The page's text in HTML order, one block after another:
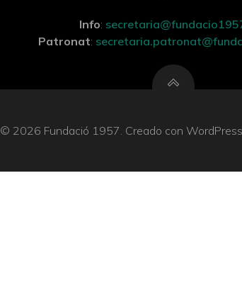
Info:
Patronat:
© 2026 Fundació 1957. Creado con